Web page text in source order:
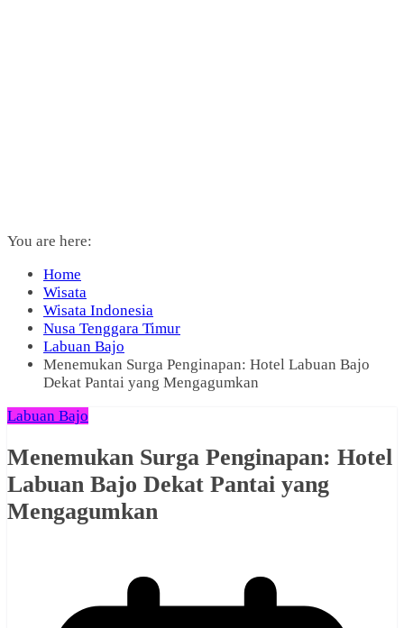
You are here:
Home
Wisata
Wisata Indonesia
Nusa Tenggara Timur
Labuan Bajo
Menemukan Surga Penginapan: Hotel Labuan Bajo
Dekat Pantai yang Mengagumkan
Labuan Bajo
Menemukan Surga Penginapan: Hotel
Labuan Bajo Dekat Pantai yang
Mengagumkan